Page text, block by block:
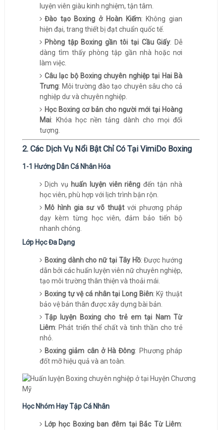
luyện viên giàu kinh nghiệm, tận tâm.
Đào tạo Boxing ở Hoàn Kiếm: Không gian
hiện đại, trang thiết bị đạt chuẩn quốc tế.
Phòng tập Boxing gần tôi tại Cầu Giấy: Dễ
dàng tìm thấy phòng tập gần nhà hoặc nơi
làm việc.
Câu lạc bộ Boxing chuyên nghiệp tại Hai Bà
Trưng: Môi trường đào tạo chuyên sâu cho cả
nghiệp dư và chuyên nghiệp.
Học Boxing cơ bản cho người mới tại Hoàng
Mai: Khóa học nền tảng dành cho mọi đối
tượng.
2. Các Dịch Vụ Nổi Bật Chỉ Có Tại VimiDo Boxing
1-1 Hướng Dẫn Cá Nhân Hóa
Dịch vụ huấn luyện viên riêng đến tận nhà
học viên, phù hợp với lịch trình bận rộn.
Mô hình gia sư võ thuật với phương pháp
dạy kèm từng học viên, đảm bảo tiến bộ
nhanh chóng.
Lớp Học Đa Dạng
Boxing dành cho nữ tại Tây Hồ: Được hướng
dẫn bởi các huấn luyện viên nữ chuyên nghiệp,
tạo môi trường thân thiện và thoải mái.
Boxing tự vệ cá nhân tại Long Biên: Kỹ thuật
bảo vệ bản thân được xây dựng bài bản.
Tập luyện Boxing cho trẻ em tại Nam Từ
Liêm: Phát triển thể chất và tinh thần cho trẻ
nhỏ.
Boxing giảm cân ở Hà Đông: Phương pháp
đốt mỡ hiệu quả và an toàn.
Học Nhóm Hay Tập Cá Nhân
Lớp học Boxing ban đêm tại Bắc Từ Liêm: